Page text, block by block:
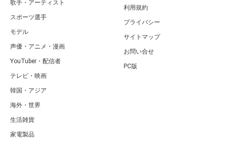
歌手・アーティスト
スポーツ選手
モデル
声優・アニメ・漫画
YouTuber・配信者
テレビ・映画
韓国・アジア
海外・世界
生活雑貨
家電製品
利用規約
プライバシー
サイトマップ
お問い合せ
PC版